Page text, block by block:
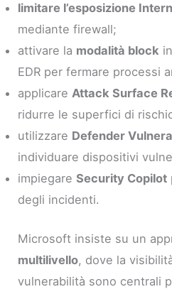
limitare l’esposizione
mediante firewall;
attivare la modalità block
EDR per fermare processi
applicareAttack Surface
ridurre le superfici di
utilizzare Defender
individuare dispositivi
impiegareSecurity Copilot
degli incidenti.
Microsoft insiste su un
multilivello, dove la
vulnerabilità sono centrali